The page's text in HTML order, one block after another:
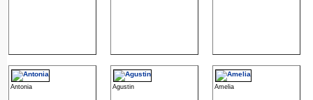
Antonia Agustin Amelia